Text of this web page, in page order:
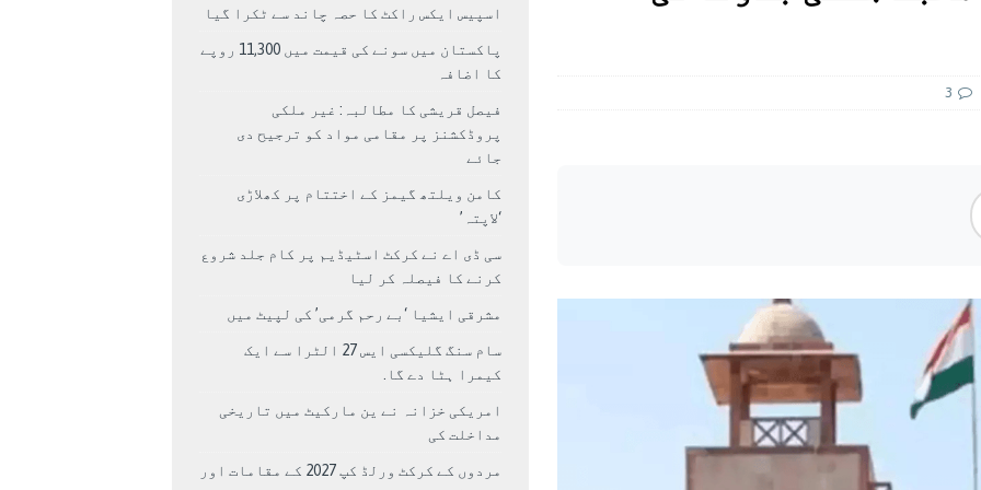
پر کام جلد شروع کرنے کا فیصلہ کر لیا پاکستان
حصہ چاند سے ٹکرا گیا
3
اسپیس ایکس راکٹ کا حصہ چاند سے ٹکرا گیا
پاکستان میں سونے کی قیمت میں 11,300 روپے
کا اضافہ
فیصل قریشی کا مطالبہ: غیر ملکی
پروڈکشنز پر مقامی مواد کو ترجیح دی
جائے
کامن ویلتھ گیمز کے اختتام پر کھلاڑی
‘لاپتہ’
سی ڈی اے نے کرکٹ اسٹیڈیم پر کام جلد شروع
کرنے کا فیصلہ کر لیا
مشرقی ایشیا ‘بے رحم گرمی’ کی لپیٹ میں
سام سنگ گلیکسی ایس 27 الٹرا سے ایک
کیمرا ہٹا دے گا.
امریکی خزانہ نے ین مارکیٹ میں تاریخی
مداخلت کی
مردوں کے کرکٹ ورلڈ کپ 2027 کے مقامات اور